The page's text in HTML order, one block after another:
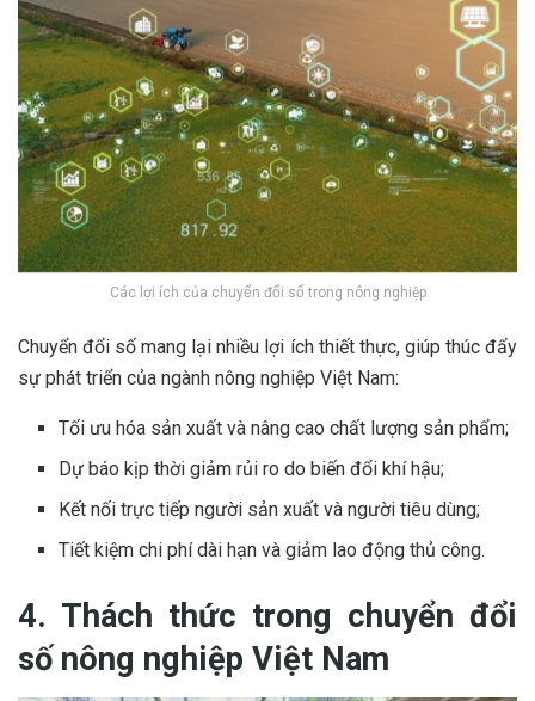
Các lợi ích của chuyển đổi số trong nông nghiệp
Chuyển đổi số mang lại nhiều lợi ích thiết thực, giúp thúc đẩy
sự phát triển của ngành nông nghiệp Việt Nam:
Tối ưu hóa sản xuất và nâng cao chất lượng sản phẩm;
Dự báo kịp thời giảm rủi ro do biến đổi khí hậu;
Kết nối trực tiếp người sản xuất và người tiêu dùng;
Tiết kiệm chi phí dài hạn và giảm lao động thủ công.
4. Thách thức trong chuyển đổi
số nông nghiệp Việt Nam